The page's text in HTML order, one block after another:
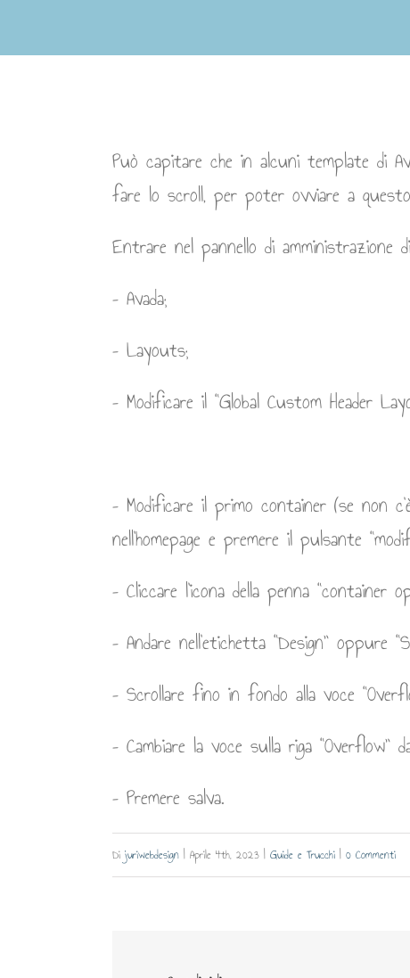
Può capitare che in alcuni template di
fare lo scroll, per poter ovviare a
Entrare nel pannello di amministrazione
– Avada;
– Layouts;
– Modificare il “Global Custom Header
– Modificare il primo container (se non
nell’homepage e premere il pulsante
– Cliccare l’icona della penna “container
– Andare nell’etichetta “Design” oppure
– Scrollare fino in fondo alla voce
– Cambiare la voce sulla riga
– Premere salva.
Dijuriwebdesign | Aprile 4th, 2023 | Guide e Trucchi | 0 Commenti